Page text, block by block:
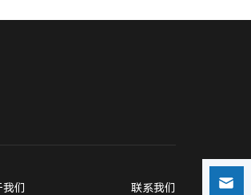
我们 联系我们